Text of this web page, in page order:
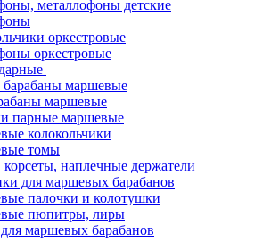
металлофоны детские
оркестровые
оркестровые
маршевые
маршевые
парные маршевые
колокольчики
томы
наплечные держатели
для маршевых барабанов
палочки и колотушки
пюпитры, лиры
маршевых барабанов